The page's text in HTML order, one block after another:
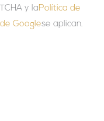
y laPolítica de
Googlese aplican.